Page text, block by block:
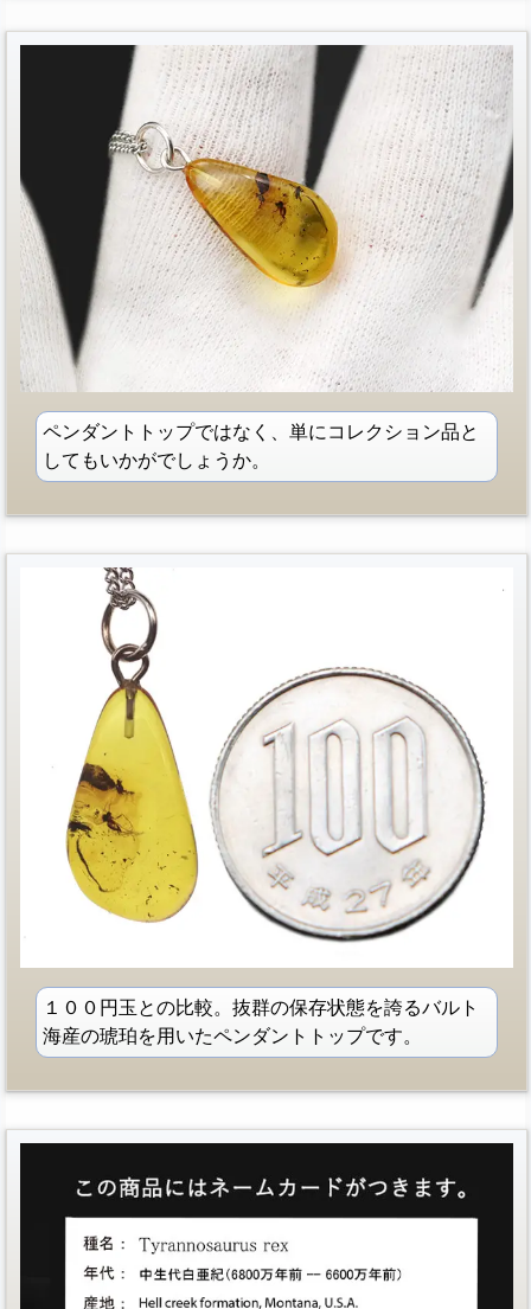
ペンダントトップではなく、単にコレクション品と
してもいかがでしょうか。
１００円玉との比較。抜群の保存状態を誇るバルト
海産の琥珀を用いたペンダントトップです。